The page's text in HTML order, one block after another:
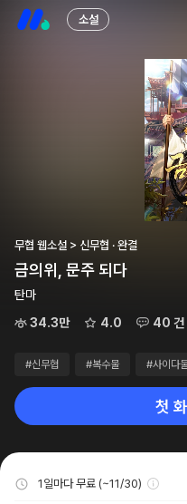
소설
무협 웹소설 > 신무협 · 완결
금의위, 문주 되다
탄마
34.3만
4.0 40 건
#신무협 #복수물 #사이다
첫
1일마다 무료 (~11/30)